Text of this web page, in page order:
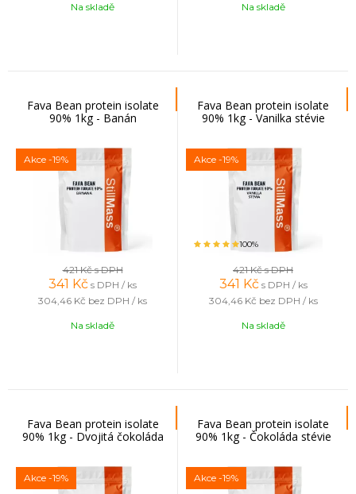
Na skladě Na skladě
Fava Bean protein isolate
90% 1kg - Banán
Akce -19%
421 Kčs DPH
341 Kč s DPH / ks
304,46 Kč bez DPH / ks
Na skladě
Fava Bean protein isolate
90% 1kg - Vanilka stévie
Akce -19%
100%
421 Kčs DPH
341 Kč s DPH / ks
304,46 Kč bez DPH / ks
Na skladě
Fava Bean protein isolate
90% 1kg - Dvojitá čokoláda
Akce -19%
Fava Bean protein isolate
90% 1kg - Čokoláda stévie
Akce -19%